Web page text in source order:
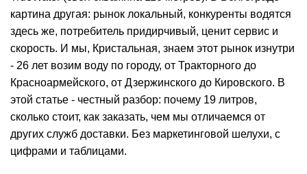
картина другая: рынок локальный, конкуренты водятся
здесь же, потребитель придирчивый, ценит сервис и
скорость. И мы, Кристальная, знаем этот рынок изнутри
- 26 лет возим воду по городу, от Тракторного до
Красноармейского, от Дзержинского до Кировского. В
этой статье - честный разбор: почему 19 литров,
сколько стоит, как заказать, чем мы отличаемся от
других служб доставки. Без маркетинговой шелухи, с
цифрами и таблицами.